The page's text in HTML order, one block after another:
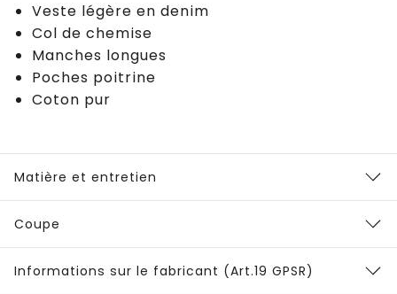
Veste légère en denim
Col de chemise
Manches longues
Poches poitrine
Coton pur
Matière et entretien
Coupe
Informations sur le fabricant (Art.19 GPSR)